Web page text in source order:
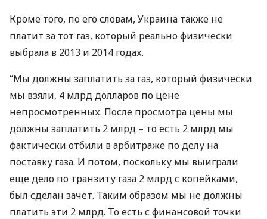
Кроме того, по его словам, Украина также не
платит за тот газ, который реально физически
выбрала в 2013 и 2014 годах.
“Мы должны заплатить за газ, который физически
мы взяли, 4 млрд долларов по цене
непросмотренных. После просмотра цены мы
должны заплатить 2 млрд – то есть 2 млрд мы
фактически отбили в арбитраже по делу на
поставку газа. И потом, поскольку мы выиграли
еще дело по транзиту газа 2 млрд с копейками,
был сделан зачет. Таким образом мы не должны
платить эти 2 млрд. То есть с финансовой точки